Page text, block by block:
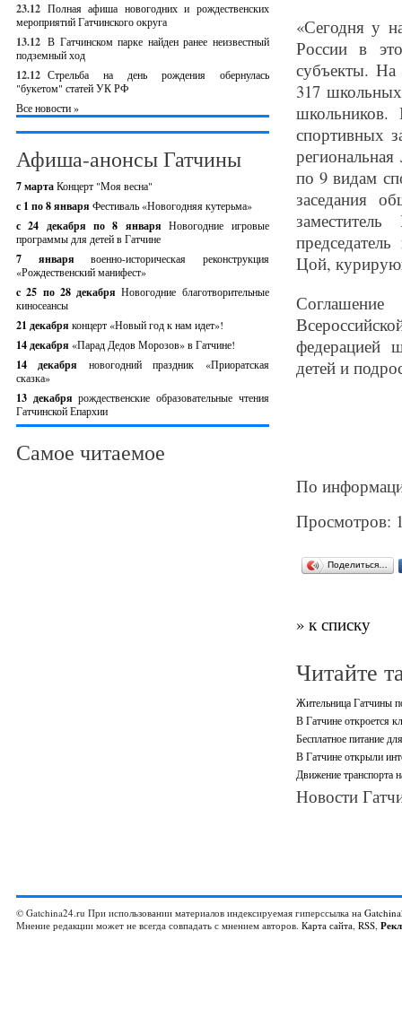
23.12 Полная афиша новогодних и рождественских
мероприятий Гатчинского округа
13.12 В Гатчинском парке найден ранее неизвестный
подземный ход
12.12 Стрельба на день рождения обернулась
"букетом" статей УК РФ
Все новости »
Афиша-анонсы Гатчины
7 мартаКонцерт "Моя весна"
с 1 по 8 января Фестиваль «Новогодняя кутерьма»
с 24 декабря по 8 январяНовогодние игровые
программы для детей в Гатчине
7 январявоенно-историческая реконструкция
«Рождественский манифест»
c 25 по 28 декабряНовогодние благотворительные
киносеансы
21 декабря концерт «Новый год к нам идет»!
14 декабря «Парад Дедов Морозов» в Гатчине!
14 декабря новогодний праздник «Приоратская
сказка»
13 декабрярождественские образовательные чтения
Гатчинской Епархии
Самое читаемое
«Сегодня у
России в
субъекты. На
317
школьников.
спортивных
по 9 видам
заседания
Цой,
федерацией
детей и
По
Просмотров:
Поделиться…
» к списку
Читайте
Жительница Гатчины
В Гатчине откроется
Бесплатное питание
В Гатчине открыли
Движение транспорта
Новости
© Gatchina24.ru При использовании материалов индексируемая гиперссылка на
Мнение редакции может не всегда совпадать с мнением авторов. Карта сайта, RSS,